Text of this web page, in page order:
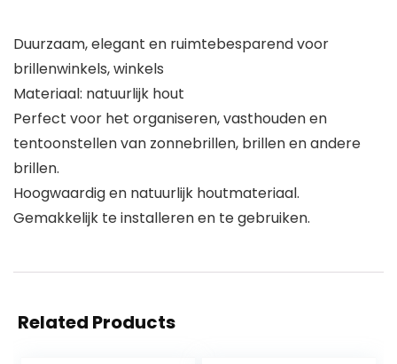
Duurzaam, elegant en ruimtebesparend voor
brillenwinkels, winkels
Materiaal: natuurlijk hout
Perfect voor het organiseren, vasthouden en
tentoonstellen van zonnebrillen, brillen en andere
brillen.
Hoogwaardig en natuurlijk houtmateriaal.
Gemakkelijk te installeren en te gebruiken.
Related Products